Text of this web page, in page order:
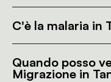
C'è la malaria in
Quando posso
Migrazione in